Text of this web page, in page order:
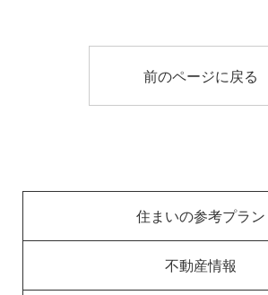
前のページに戻る
住まいの参考プラン
不動産情報